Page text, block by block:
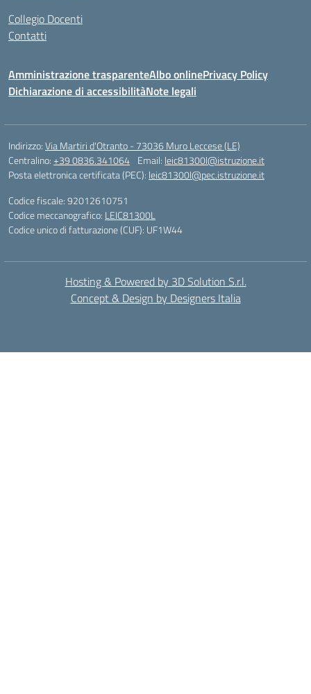
Collegio Docenti
Contatti
Amministrazione trasparenteAlbo onlinePrivacy Policy
Dichiarazione di accessibilitàNote legali
Indirizzo:Via Martiri d'Otranto - 73036 Muro Leccese (LE)
Centralino:+39 0836.341064 Email: leic81300l@istruzione.it
Posta elettronica certificata (PEC): leic81300l@pec.istruzione.it
Codice fiscale: 92012610751
Codice meccanografico: LEIC81300L
Codice unico di fatturazione (CUF): UF1W44
Hosting & Powered by 3D Solution S.r.l.
Concept & Design by Designers Italia